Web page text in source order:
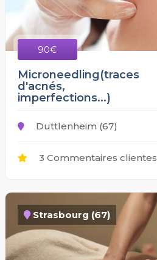
90€
Microneedling(traces
d'acnés,
imperfections...)
Duttlenheim (67)
3 Commentaires clientes
Strasbourg (67)